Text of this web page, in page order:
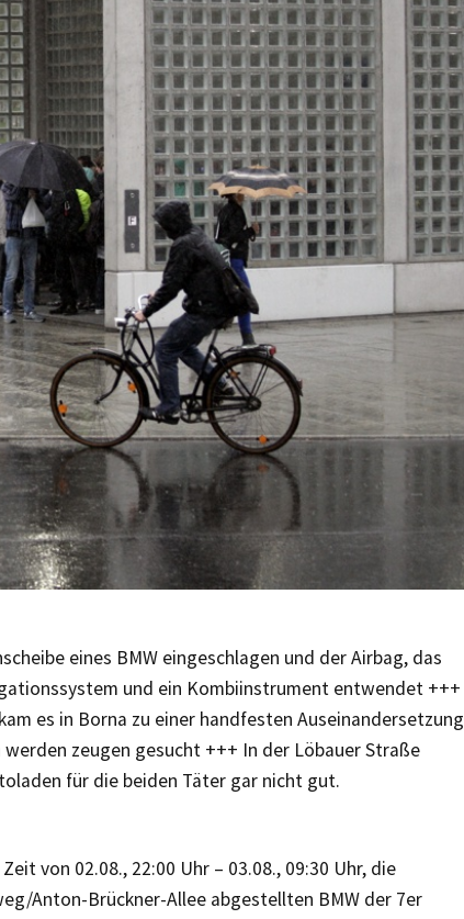
eines BMW eingeschlagen und der Airbag, das
und ein Kombiinstrument entwendet +++
es in Borna zu einer handfesten Auseinandersetzung
werden zeugen gesucht +++ In der Löbauer Straße
für die beiden Täter gar nicht gut.
von 02.08., 22:00 Uhr – 03.08., 09:30 Uhr, die
Anton-Brückner-Allee abgestellten BMW der 7er